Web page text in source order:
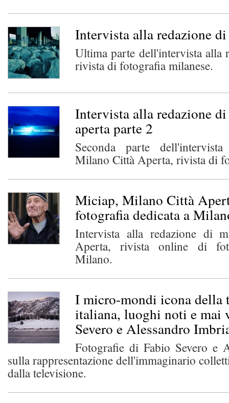
Intervista alla redazione
Ultima parte dell'intervista alla
rivista di fotografia milanese.
Intervista alla redazione
aperta parte 2
Seconda parte
Milano Città Aperta, rivista di
Miciap, Milano Città
fotografia dedicata a
Intervista alla redazione di
Aperta, rivista online di
Milano.
I micro-mondi icona della
italiana, luoghi noti e mai
Severo e Alessandro
Fotografie di Fabio Severo e
sulla rappresentazione dell'immaginario
dalla televisione.